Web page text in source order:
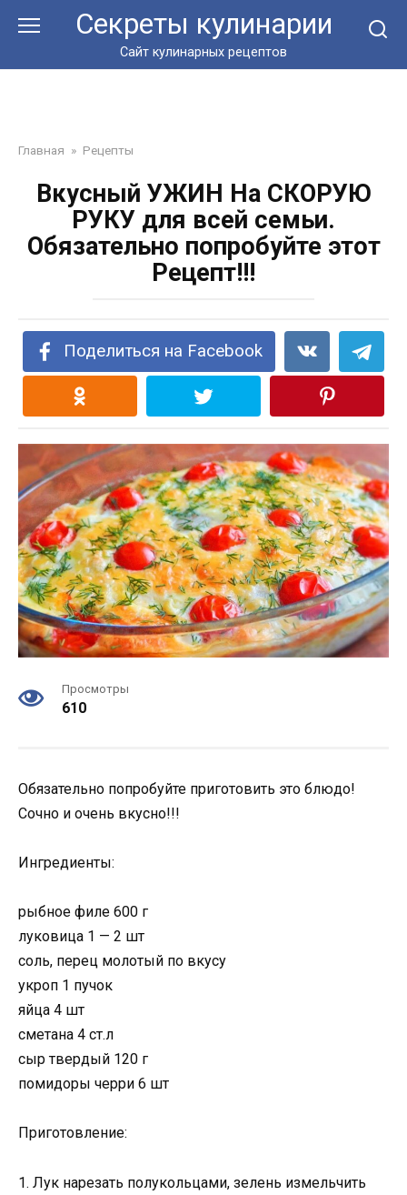
Секреты кулинарии
Сайт кулинарных рецептов
Главная » Рецепты
Вкусный УЖИН На СКОРУЮ
РУКУ для всей семьи.
Обязательно попробуйте этот
Рецепт!!!
Поделиться на Facebook
Просмотры
610
Обязательно попробуйте приготовить это блюдо!
Сочно и очень вкусно!!!
Ингредиенты:
рыбное филе 600 г
луковица 1 — 2 шт
соль, перец молотый по вкусу
укроп 1 пучок
яйца 4 шт
сметана 4 ст.л
сыр твердый 120 г
помидоры черри 6 шт
Приготовление:
1. Лук нарезать полукольцами, зелень измельчить